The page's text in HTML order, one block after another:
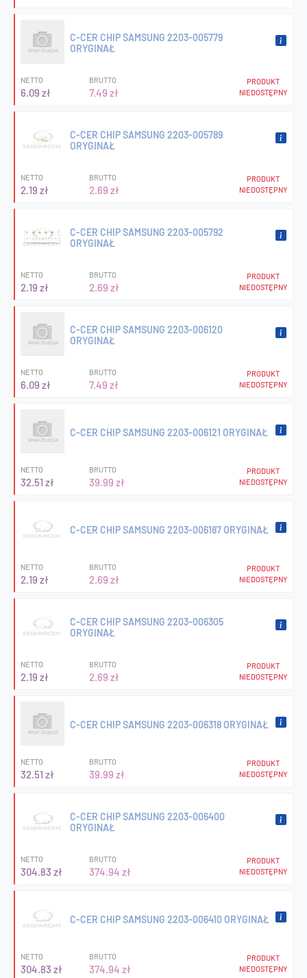
C-CER CHIP SAMSUNG 2203-005779
ORYGINAŁ
NETTO
6.09 zł
BRUTTO
7.49 zł
PRODUKT
NIEDOSTĘPNY
C-CER CHIP SAMSUNG 2203-005789
ORYGINAŁ
NETTO
2.19 zł
BRUTTO
2.69 zł
PRODUKT
NIEDOSTĘPNY
C-CER CHIP SAMSUNG 2203-005792
ORYGINAŁ
NETTO
2.19 zł
BRUTTO
2.69 zł
PRODUKT
NIEDOSTĘPNY
C-CER CHIP SAMSUNG 2203-006120
ORYGINAŁ
NETTO
6.09 zł
BRUTTO
7.49 zł
PRODUKT
NIEDOSTĘPNY
C-CER CHIP SAMSUNG 2203-006121 ORYGINAŁ
NETTO
32.51 zł
BRUTTO
39.99 zł
PRODUKT
NIEDOSTĘPNY
C-CER CHIP SAMSUNG 2203-006187 ORYGINAŁ
NETTO
2.19 zł
BRUTTO
2.69 zł
PRODUKT
NIEDOSTĘPNY
C-CER CHIP SAMSUNG 2203-006305
ORYGINAŁ
NETTO
2.19 zł
BRUTTO
2.69 zł
PRODUKT
NIEDOSTĘPNY
C-CER CHIP SAMSUNG 2203-006318 ORYGINAŁ
NETTO
32.51 zł
BRUTTO
39.99 zł
PRODUKT
NIEDOSTĘPNY
C-CER CHIP SAMSUNG 2203-006400
ORYGINAŁ
NETTO
304.83 zł
BRUTTO
374.94 zł
PRODUKT
NIEDOSTĘPNY
C-CER CHIP SAMSUNG 2203-006410 ORYGINAŁ
NETTO
304.83 zł
BRUTTO
374.94 zł
PRODUKT
NIEDOSTĘPNY